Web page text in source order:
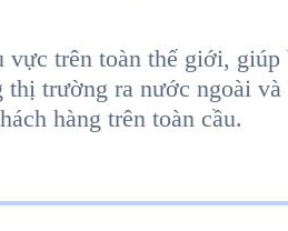
vực trên toàn thế giới, giúp
thị trường ra nước ngoài và
hàng trên toàn cầu.